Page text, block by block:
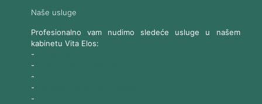
Naše usluge
Profesionalno vam nudimo sledeće usluge u našem
kabinetu Vita Elos:
-
-
-
-
-